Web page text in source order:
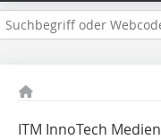
ITM InnoTech Medien